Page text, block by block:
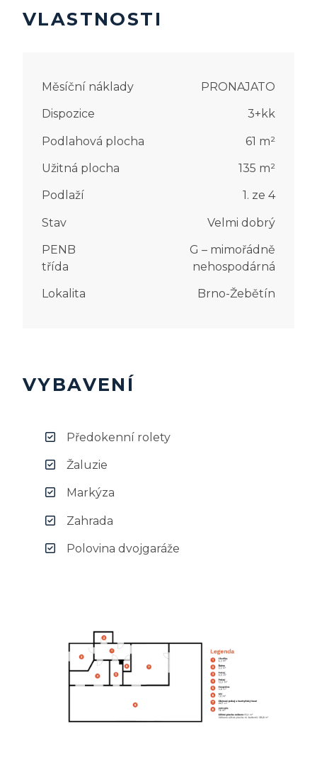
VLASTNOSTI
Měsíční náklady PRONAJATO
Dispozice 3+kk
Podlahová plocha 61 m²
Užitná plocha 135 m²
Podlaží 1. ze 4
Stav Velmi dobrý
PENB
třída
G – mimořádně
nehospodárná
Lokalita Brno-Žebětín
VYBAVENÍ
Předokenní rolety
Žaluzie
Markýza
Zahrada
Polovina dvojgaráže